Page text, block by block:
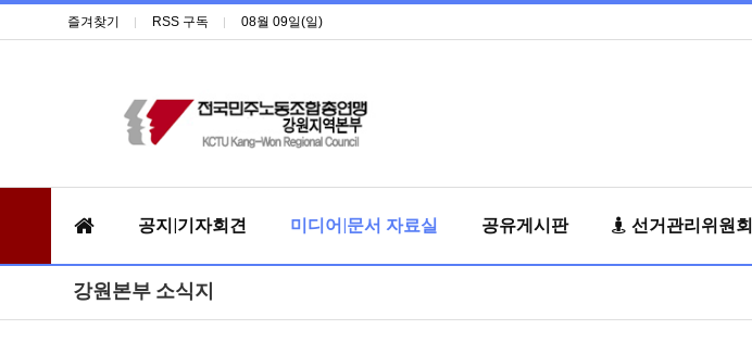
즐겨찾기 RSS 구독 08월 09일(일)
공지|기자회견 미디어|문서 자료실 공유게시판 선거관리위원회
강원본부 소식지